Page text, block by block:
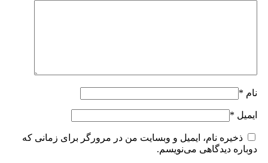
نام *
ایمیل *
ذخیره نام، ایمیل و وبسایت من در مرورگر برای زمانی که
دوباره دیدگاهی می‌نویسم.